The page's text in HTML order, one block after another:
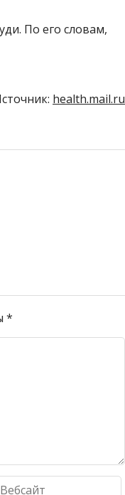
По его словам,
health.mail.ru
*